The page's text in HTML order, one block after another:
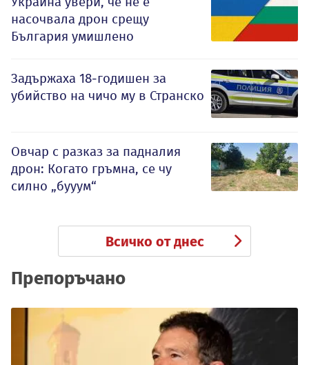
насочвала дрон срещу
България умишлено
Задържаха 18-годишен за
убийство на чичо му в Странско
Овчар с разказ за падналия
дрон: Когато гръмна, се чу
силно „бууум“
Всичко от днес
Препоръчано